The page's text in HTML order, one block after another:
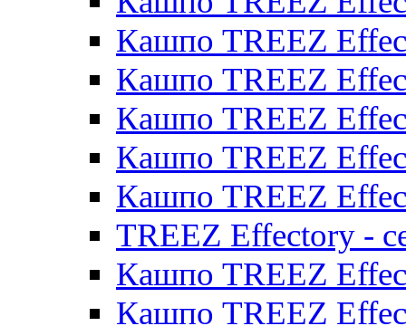
Кашпо TREEZ
Кашпо TREEZ
Кашпо TREEZ
Кашпо TREEZ
Кашпо TREEZ
TREEZ Effectory -
Кашпо TREEZ
Кашпо TREEZ